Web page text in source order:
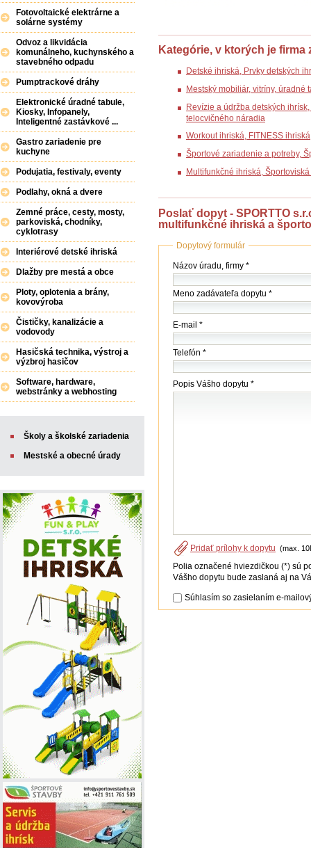
Kategórie, v ktorých je firma
Detské ihriská, Prvky detských
Mestský mobiliár, vitríny, úradné
Revízie a údržba detských
telocvičného náradia
Workout ihriská, FITNESS
Športové zariadenie a potreby,
Multifunkčné ihriská,
Poslať dopyt - SPORTTO
multifunkčné ihriská a
Dopytový formulár
Názov
(firmy
/
úradu)
Názov úradu, firmy *
Meno zadávateľa dopytu *
E-mail *
Telefón *
Popis Vášho dopytu *
Pridať prílohy k dopytu (max.
Polia označené hviezdičkou (*) sú
Vášho dopytu bude zaslaná aj na
Súhlasím so zasielaním e-
Fotovoltaické elektrárne a
solárne systémy
Odvoz a likvidácia
komunálneho, kuchynského a
stavebného odpadu
Pumptrackové dráhy
Elektronické úradné tabule,
Kiosky, Infopanely,
Inteligentné zastávkové ...
Gastro zariadenie pre
kuchyne
Podujatia, festivaly, eventy
Podlahy, okná a dvere
Zemné práce, cesty, mosty,
parkoviská, chodníky,
cyklotrasy
Interiérové detské ihriská
Dlažby pre mestá a obce
Ploty, oplotenia a brány,
kovovýroba
Čističky, kanalizácie a
vodovody
Hasičská technika, výstroj a
výzbroj hasičov
Software, hardware,
webstránky a webhosting
Školy a školské zariadenia
Mestské a obecné úrady